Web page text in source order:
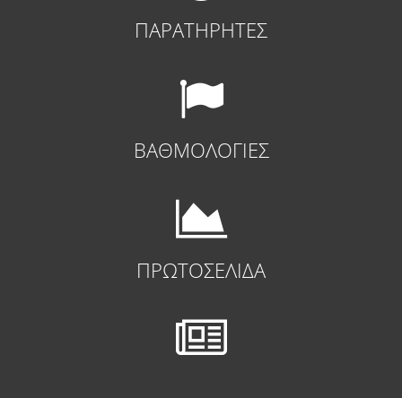
ΠΑΡΑΤΗΡΗΤΕΣ
ΒΑΘΜΟΛΟΓΙΕΣ
ΠΡΩΤΟΣΕΛΙΔΑ